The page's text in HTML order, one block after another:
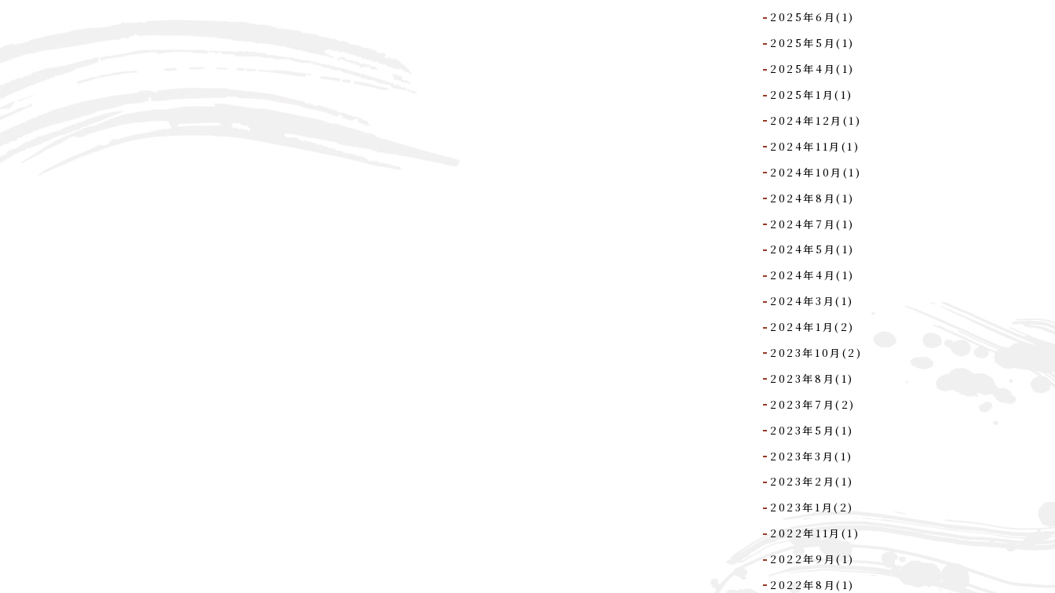
2025年6月(1)
2025年5月(1)
2025年4月(1)
2025年1月(1)
2024年12月(1)
2024年11月(1)
2024年10月(1)
2024年8月(1)
2024年7月(1)
2024年5月(1)
2024年4月(1)
2024年3月(1)
2024年1月(2)
2023年10月(2)
2023年8月(1)
2023年7月(2)
2023年5月(1)
2023年3月(1)
2023年2月(1)
2023年1月(2)
2022年11月(1)
2022年9月(1)
2022年8月(1)